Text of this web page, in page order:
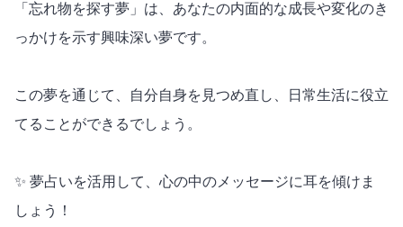
「忘れ物を探す夢」は、あなたの内面的な成長や変化のき
っかけを示す興味深い夢です。
この夢を通じて、自分自身を見つめ直し、日常生活に役立
てることができるでしょう。
✨ 夢占いを活用して、心の中のメッセージに耳を傾けま
しょう！